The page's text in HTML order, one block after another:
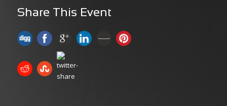
Share This Event